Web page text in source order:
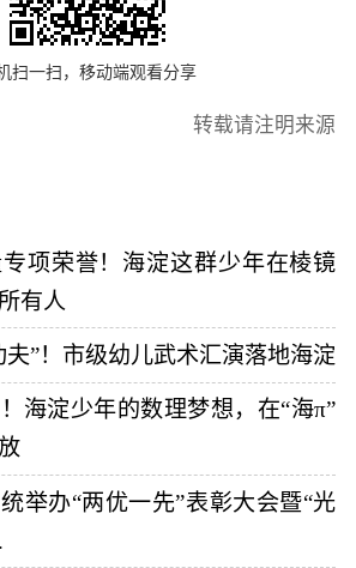
扫一扫，移动端观看分享
转载请注明来源
项荣誉！海淀这群少年在棱镜
有人
夫”！市级幼儿武术汇演落地海淀
海淀少年的数理梦想，在“海π”
举办“两优一先”表彰大会暨“光